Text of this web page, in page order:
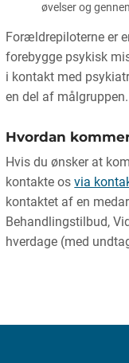
øvelser og
Forældrepiloterne er
forebygge psykisk
i kontakt med
en del af målgruppen.
Hvordan
Hvis du ønsker at
kontakte osvia
kontaktet af en
Behandlingstilbud,
hverdage (med